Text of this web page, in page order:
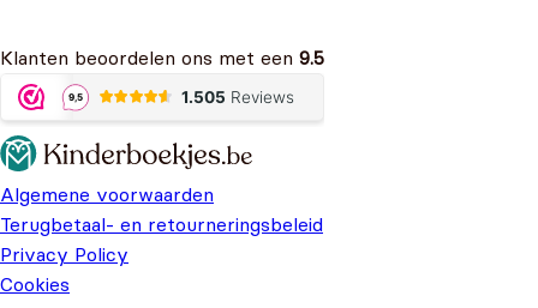
Klanten beoordelen ons met een 9.5
Algemene voorwaarden
Terugbetaal- en retourneringsbeleid
Privacy Policy
Cookies